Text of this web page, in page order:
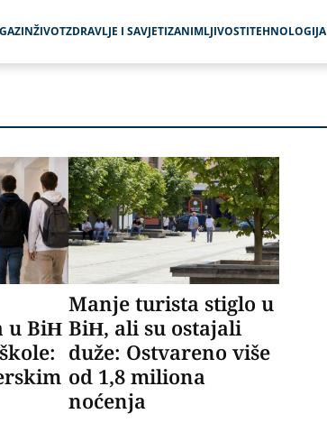
ŽIVOTZDRAVLJE I SAVJETIZANIMLJIVOSTITEHNOLOGIJA
u BiH
Manje turista stiglo u
BiH, ali su ostajali
duže: Ostvareno više
od 1,8 miliona
noćenja